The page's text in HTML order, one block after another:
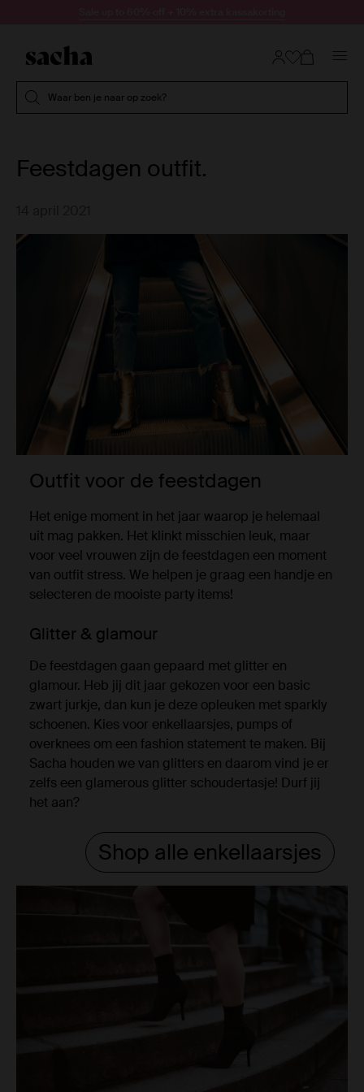
Waar ben je naar op zoek?
Feestdagen outfit.
Outfit voor de feestdagen
Het enige moment in het jaar waarop je helemaal
uit mag pakken. Het klinkt misschien leuk, maar
voor veel vrouwen zijn de feestdagen een moment
van outfit stress. We helpen je graag een handje en
selecteren de mooiste party items!
Glitter & glamour
De feestdagen gaan gepaard met glitter en
glamour. Heb jij dit jaar gekozen voor een basic
zwart jurkje, dan kun je deze opleuken met sparkly
schoenen. Kies voor enkellaarsjes, pumps of
overknees om een fashion statement te maken. Bij
Sacha houden we van glitters en daarom vind je er
zelfs een glamerous glitter schoudertasje! Durf jij
het aan?
Shop alle enkellaarsjes